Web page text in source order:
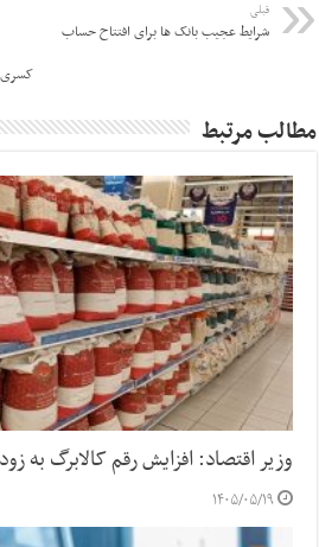
قبلی
شرایط عجیب بانک ها برای افتتاح حساب
کسری
مطالب مرتبط
وزیر اقتصاد: افزایش رقم کالابرگ به
۱۴۰۵/۰۵/۱۹